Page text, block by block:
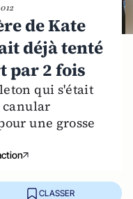
de Kate
déjà tenté
par 2 fois
qui s'était
une grosse
CLASSER